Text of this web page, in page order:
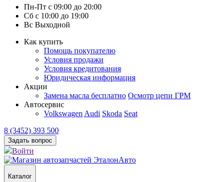
Пн-Пт с 09:00 до 20:00
Сб с 10:00 до 19:00
Вс Выходной
Как купить
Помощь покупателю
Условия продажи
Условия кредитования
Юридическая информация
Акции
Замена масла бесплатно Осмотр цепи ГРМ
Автосервис
Volkswagen Audi Skoda Seat
8 (3452) 393 500
Задать вопрос
Войти
Каталог